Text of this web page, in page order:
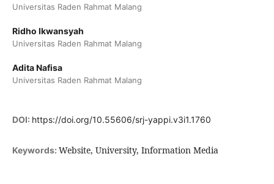
Universitas Raden Rahmat Malang
Ridho Ikwansyah
Universitas Raden Rahmat Malang
Adita Nafisa
Universitas Raden Rahmat Malang
DOI: https://doi.org/10.55606/srj-yappi.v3i1.1760
Keywords: Website, University, Information Media